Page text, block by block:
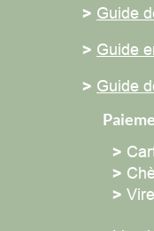
> Guide
> Guide
> Guide
>
>
>